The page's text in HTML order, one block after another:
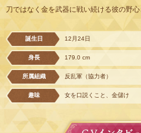
刀ではなく金を武器に戦い続ける彼の野
誕生日 12月24日
身長 179.0 cm
所属組織 反乱軍（協力者）
趣味 女を口説くこと、金儲け